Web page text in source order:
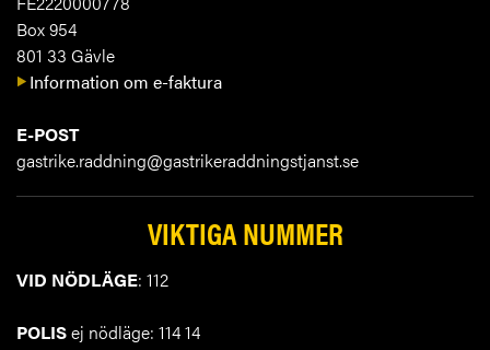
Box 954
801 33 Gävle
Information om e-faktura
E-POST
gastrike.raddning@gastrikeraddningstjanst.se
VIKTIGA NUMMER
VID NÖDLÄGE: 112
POLISej nödläge: 114 14